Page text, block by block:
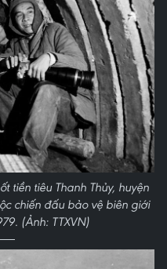
tiền tiêu Thanh Thủy, huyện
chiến đấu bảo vệ biên giới
(Ảnh: TTXVN)